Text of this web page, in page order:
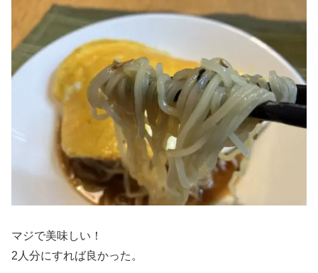
マジで美味しい！
2人分にすれば良かった。